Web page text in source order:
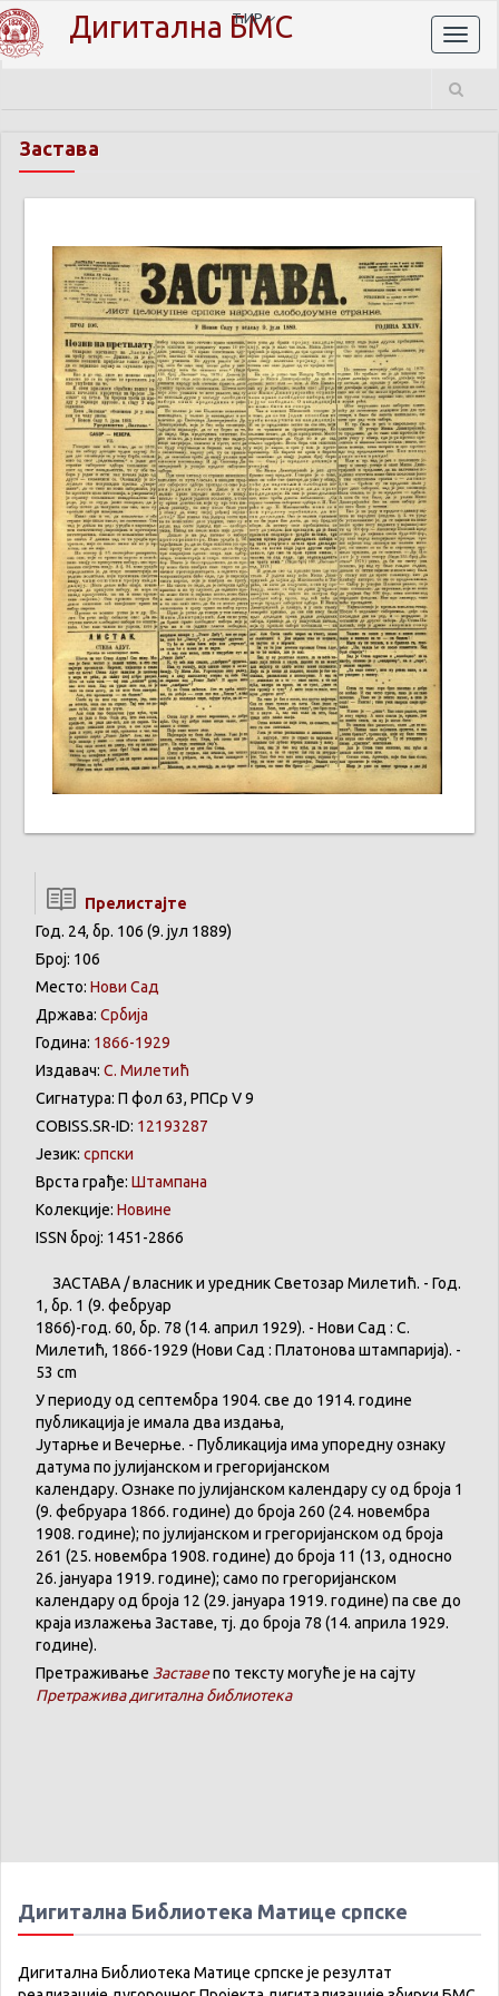
Дигитална БМС
ЋИР
Застава
Прелистајте
Год. 24, бр. 106 (9. јул 1889)
Број: 106
Место: Нови Сад
Држава: Србија
Година: 1866-1929
Издавач: С. Милетић
Сигнатура: П фол 63, РПСр V 9
COBISS.SR-ID: 12193287
Језик: српски
Врста грађе: Штампана
Колекције: Новине
ISSN број: 1451-2866
ЗАСТАВА/власники уредникСветозар Милетић. - Год.
1, бр. 1 (9. фебруар
1866)-год. 60, бр. 78 (14. април 1929). - Нови Сад : С.
Милетић, 1866-1929 (Нови Сад : Платонова штампарија). -
53 cm
Упериодуод септембра 1904. све до 1914. године
публикација је имала два издања,
Јутарње и Вечерње. - Публикација има упореднуознаку
датума по јулијанском и грегоријанском
календару. Ознаке по јулијанском календару су од броја 1
(9. фебруара 1866. године) до броја 260 (24. новембра
1908. године); по јулијанском и грегоријанском од броја
261 (25. новембра 1908. године) до броја 11 (13, односно
26. јануара 1919. године); само по грегоријанском
календаруод броја 12 (29. јануара 1919. године) па све до
краја излажења Заставе, тј. до броја 78 (14. априла 1929.
године).
Претраживање Заставепо тексту могуће је на сајту
Претражива дигитална библиотека
Дигитална Библиотека Матице српске
Дигитална Библиотека Матице српске је резултат